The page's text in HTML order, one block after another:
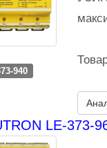
940
LE-373-